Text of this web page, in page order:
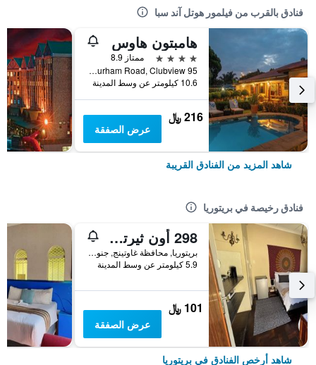
فنادق بالقرب من فيلمور هوتل آند سبا
هامبتون هاوس
4 نجوم
ممتاز 8.9
95 Durham Road, Clubview, بريتوريا, محافظة غاوتينج, جنوب أفريقيا
10.6 كيلومتر عن وسط المدينة
216 ﷼
عرض الصفقة
شاهد المزيد من الفنادق القريبة
فنادق رخيصة في بريتوريا
298 أون ثيرتي فورث
بريتوريا, محافظة غاوتينج, جنوب أفريقيا
5.9 كيلومتر عن وسط المدينة
101 ﷼
عرض الصفقة
شاهد أرخص الفنادق في بريتوريا